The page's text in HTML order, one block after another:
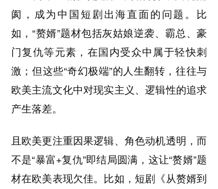
阂，成为中国短剧出海直面的问题。比
如，“赘婿”题材包括灰姑娘逆袭、霸总、豪
门复仇等元素，在国内受众中属于轻快刺
激；但这些“奇幻极端”的人生翻转，往往与
欧美主流文化中对现实主义、逻辑性的追求
产生落差。
且欧美更注重因果逻辑、角色动机透明，而
不是“暴富+复仇”即结局圆满，这让“赘婿”题
材在欧美表现欠佳。比如，短剧《从赘婿到